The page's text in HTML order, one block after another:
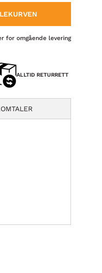
for omgående levering
ALLTID RETURRETT